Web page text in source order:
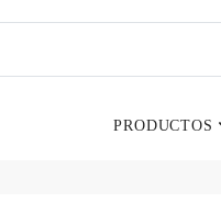
PRODUCTOS